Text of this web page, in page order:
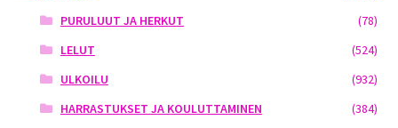
PURULUUT JA HERKUT
(78)
LELUT
(524)
ULKOILU
(932)
HARRASTUKSET JA KOULUTTAMINEN
(384)